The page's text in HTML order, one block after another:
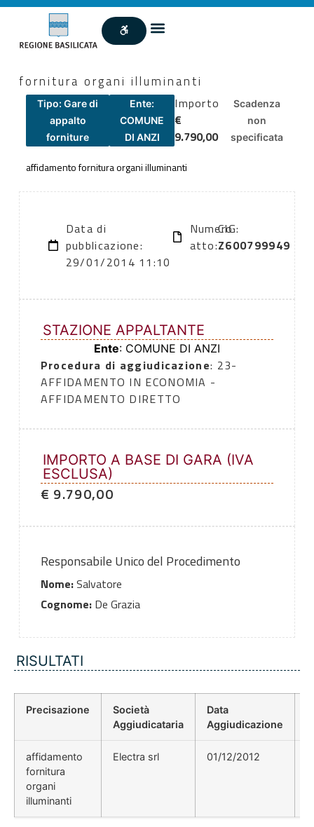
fornitura organi illuminanti
Tipo: Gare di
appalto
forniture
Ente:
COMUNE
DI ANZI
Importo
€
9.790,00
Scadenza
non
specificata
affidamento fornitura organi illuminanti
Data di
pubblicazione:
29/01/2014 11:10
Numero
atto:
CIG:
Z600799949
STAZIONE APPALTANTE
Ente: COMUNE DI ANZI
Procedura di aggiudicazione: 23-
AFFIDAMENTO IN ECONOMIA -
AFFIDAMENTO DIRETTO
IMPORTO A BASE DI GARA (IVA
ESCLUSA)
€ 9.790,00
Responsabile Unico del Procedimento
Nome:Salvatore
Cognome:De Grazia
RISULTATI
Precisazione
Società
Aggiudicataria
Data
Aggiudicazione
affidamento
fornitura
organi
illuminanti
Electra srl 01/12/2012